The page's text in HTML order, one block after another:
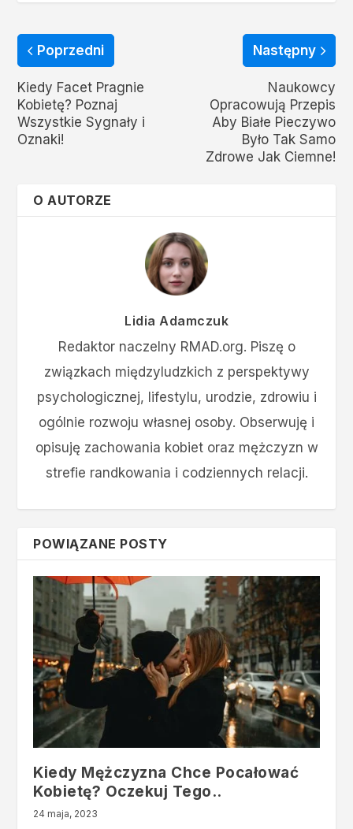
Poprzedni
Kiedy Facet Pragnie
Kobietę? Poznaj
Wszystkie Sygnały i
Oznaki!
Następny
Naukowcy
Opracowują Przepis
Aby Białe Pieczywo
Było Tak Samo
Zdrowe Jak Ciemne!
O AUTORZE
Lidia Adamczuk
Redaktor naczelny RMAD.org. Piszę o
związkach międzyludzkich z perspektywy
psychologicznej, lifestylu, urodzie, zdrowiu i
ogólnie rozwoju własnej osoby. Obserwuję i
opisuję zachowania kobiet oraz mężczyzn w
strefie randkowania i codziennych relacji.
POWIĄZANE POSTY
Kiedy Mężczyzna Chce Pocałować
Kobietę? Oczekuj Tego..
24 maja, 2023